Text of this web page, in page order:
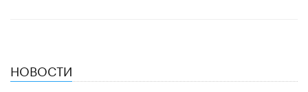
НОВОСТИ